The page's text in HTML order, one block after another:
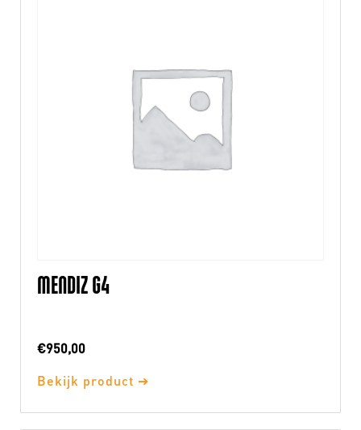
MENDIZ G4
€950,00
Bekijk product ➔